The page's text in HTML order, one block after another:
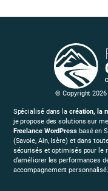
© Copyright
Spécialisé dans la création, la
je propose des solutions sur
Freelance WordPressbasé en
(Savoie, Ain, Isère) et dans
sécurisés et optimisés pour le
d’améliorer les performances
accompagnement personnalisé.